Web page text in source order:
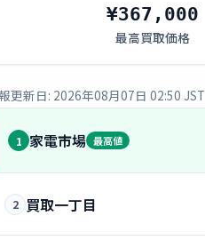
¥367,000
最高買取価格
更新日: 2026年08月07日 02:50 JST
1 家電市場 最高値
2 買取一丁目